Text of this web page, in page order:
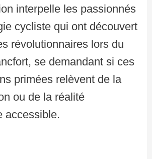
interpelle les passionnés
cycliste qui ont découvert
révolutionnaires lors du
se demandant si ces
primées relèvent de la
ou de la réalité
accessible.